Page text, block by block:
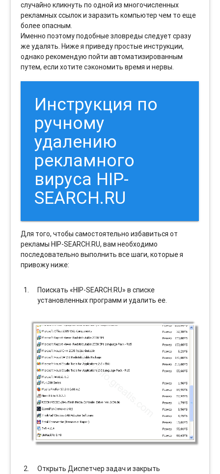
случайно кликнуть по одной из многочисленных
рекламных ссылок и заразить компьютер чем то еще
более опасным.
Именно поэтому подобные зловреды следует сразу
же удалять. Ниже я приведу простые инструкции,
однако рекомендую пойти автоматизированным
путем, если хотите сэкономить время и нервы.
Инструкция по
ручному
удалению
рекламного
вируса HIP-
SEARCH.RU
Для того, чтобы самостоятельно избавиться от
рекламы HIP-SEARCH.RU, вам необходимо
последовательно выполнить все шаги, которые я
привожу ниже:
Поискать «HIP-SEARCH.RU» в списке
установленных программ и удалить ее.
Открыть Диспетчер задач и закрыть